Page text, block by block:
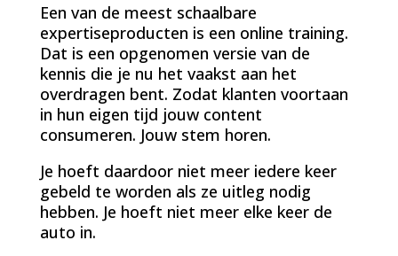
Een van de meest schaalbare
expertiseproducten is een online training.
Dat is een opgenomen versie van de
kennis die je nu het vaakst aan het
overdragen bent. Zodat klanten voortaan
in hun eigen tijd jouw content
consumeren. Jouw stem horen.
Je hoeft daardoor niet meer iedere keer
gebeld te worden als ze uitleg nodig
hebben. Je hoeft niet meer elke keer de
auto in.